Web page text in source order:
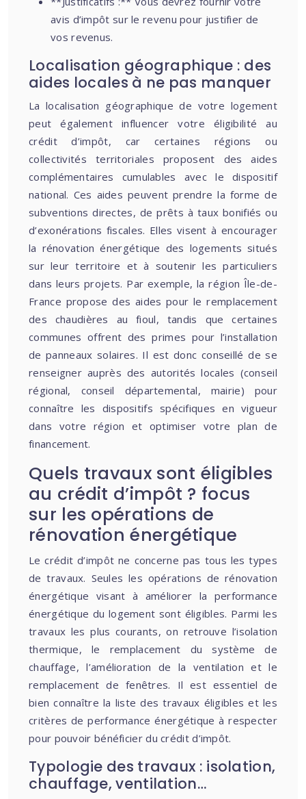
avis d’impôt sur le revenu pour justifier de
vos revenus.
Localisation géographique : des
aides locales à ne pas manquer
La localisation géographique de votre logement
peut également influencer votre éligibilité au
crédit d’impôt, car certaines régions ou
collectivités territoriales proposent des aides
complémentaires cumulables avec le dispositif
national. Ces aides peuvent prendre la forme de
subventions directes, de prêts à taux bonifiés ou
d’exonérations fiscales. Elles visent à encourager
la rénovation énergétique des logements situés
sur leur territoire et à soutenir les particuliers
dans leurs projets. Par exemple, la région Île-de-
France propose des aides pour le remplacement
des chaudières au fioul, tandis que certaines
communes offrent des primes pour l’installation
de panneaux solaires. Il est donc conseillé de se
renseigner auprès des autorités locales (conseil
régional, conseil départemental, mairie) pour
connaître les dispositifs spécifiques en vigueur
dans votre région et optimiser votre plan de
financement.
Quels travaux sont éligibles
au crédit d’impôt ? focus
sur les opérations de
rénovation énergétique
Le crédit d’impôt ne concerne pas tous les types
de travaux. Seules les opérations de rénovation
énergétique visant à améliorer la performance
énergétique du logement sont éligibles. Parmi les
travaux les plus courants, on retrouve l’isolation
thermique, le remplacement du système de
chauffage, l’amélioration de la ventilation et le
remplacement de fenêtres. Il est essentiel de
bien connaître la liste des travaux éligibles et les
critères de performance énergétique à respecter
pour pouvoir bénéficier du crédit d’impôt.
Typologie des travaux : isolation,
chauffage, ventilation…